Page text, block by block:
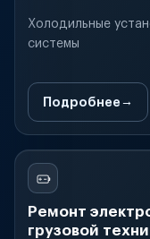
Холодильные
системы
Подробнее
Ремонт
грузовой